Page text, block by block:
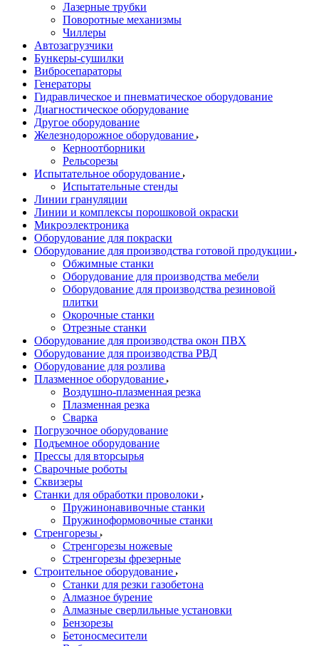
Лазерные трубки
Поворотные механизмы
Чиллеры
Автозагрузчики
Бункеры-сушилки
Вибросепараторы
Генераторы
Гидравлическое и пневматическое оборудование
Диагностическое оборудование
Другое оборудование
Железнодорожное оборудование
Керноотборники
Рельсорезы
Испытательное оборудование
Испытательные стенды
Линии грануляции
Линии и комплексы порошковой окраски
Микроэлектроника
Оборудование для покраски
Оборудование для производства готовой продукции
Обжимные станки
Оборудование для производства мебели
Оборудование для производства резиновой
плитки
Окорочные станки
Отрезные станки
Оборудование для производства окон ПВХ
Оборудование для производства РВД
Оборудование для розлива
Плазменное оборудование
Воздушно-плазменная резка
Плазменная резка
Сварка
Погрузочное оборудование
Подъемное оборудование
Прессы для вторсырья
Сварочные роботы
Сквизеры
Станки для обработки проволоки
Пружинонавивочные станки
Пружиноформовочные станки
Стренгорезы
Стренгорезы ножевые
Стренгорезы фрезерные
Строительное оборудование
Станки для резки газобетона
Алмазное бурение
Алмазные сверлильные установки
Бензорезы
Бетоносмесители